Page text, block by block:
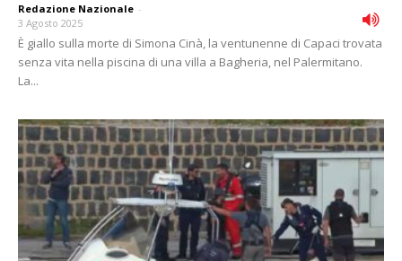
Redazione Nazionale -
3 Agosto 2025
È giallo sulla morte di Simona Cinà, la ventunenne di Capaci trovata
senza vita nella piscina di una villa a Bagheria, nel Palermitano.
La...